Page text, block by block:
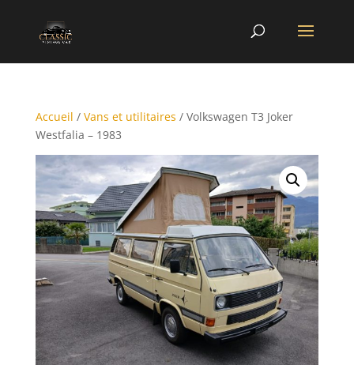
Accueil / Vans et utilitaires / Volkswagen T3 Joker
Westfalia – 1983